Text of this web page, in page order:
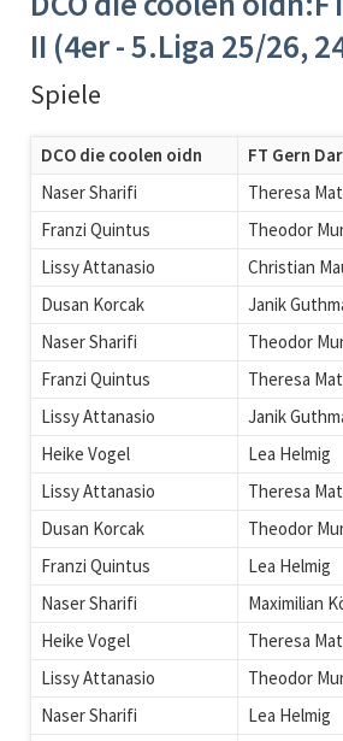
II (4er - 5.Liga 25/26,
Spiele
DCO die coolen oidn
FT Gern
Naser Sharifi
Theresa
Franzi Quintus
Theodor
Lissy Attanasio
Christian
Dusan Korcak
Janik
Naser Sharifi
Theodor
Franzi Quintus
Theresa
Lissy Attanasio
Janik
Heike Vogel
Lea Helmig
Lissy Attanasio
Theresa
Dusan Korcak
Theodor
Franzi Quintus
Lea Helmig
Naser Sharifi
Maximilian
Heike Vogel
Theresa
Lissy Attanasio
Theodor
Naser Sharifi
Lea Helmig